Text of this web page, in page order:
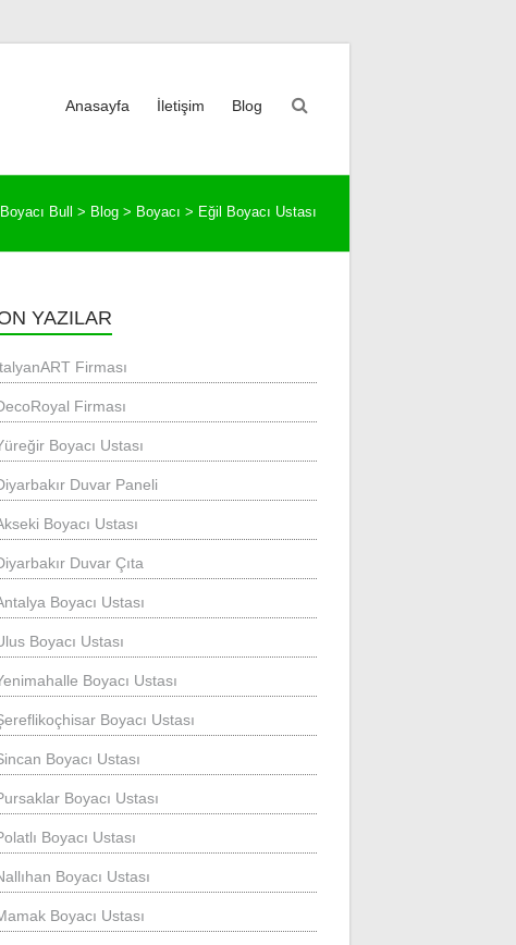
Anasayfa İletişim Blog
Boyacı Bull > Blog > Boyacı > Eğil Boyacı Ustası
YAZILAR
Firması
Firması
Boyacı Ustası
Duvar Paneli
Boyacı Ustası
Duvar Çıta
Boyacı Ustası
Boyacı Ustası
Boyacı Ustası
Boyacı Ustası
Boyacı Ustası
Boyacı Ustası
Boyacı Ustası
Boyacı Ustası
Boyacı Ustası